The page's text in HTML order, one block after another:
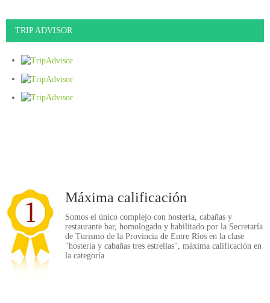
TRIP ADVISOR
Máxima calificación
Somos el único complejo con hostería, cabañas y
restaurante bar, homologado y habilitado por la Secretaría
de Turismo de la Provincia de Entre Ríos en la clase
"hostería y cabañas tres estrellas", máxima calificación en
la categoría